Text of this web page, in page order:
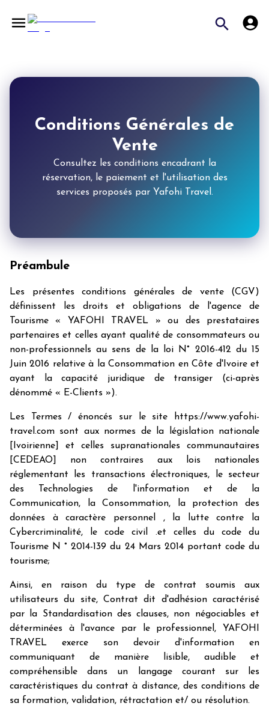
Conditions Générales de
Vente
Consultez les conditions encadrant la
réservation, le paiement et l'utilisation des
services proposés par Yafohi Travel.
Préambule
Les présentes conditions générales de vente (CGV)
définissent les droits et obligations de l'agence de
Tourisme « YAFOHI TRAVEL » ou des prestataires
partenaires et celles ayant qualité de consommateurs ou
non-professionnels au sens de la loi N° 2016-412 du 15
Juin 2016 relative à la Consommation en Côte d'Ivoire et
ayant la capacité juridique de transiger (ci-après
dénommé « E-Clients »).
Les Termes / énoncés sur le site https://www.yafohi-
travel.com sont aux normes de la législation nationale
[Ivoirienne] et celles supranationales communautaires
[CEDEAO] non contraires aux lois nationales
réglementant les transactions électroniques, le secteur
des Technologies de l'information et de la
Communication, la Consommation, la protection des
données à caractère personnel , la lutte contre la
Cybercriminalité, le code civil .et celles du code du
Tourisme N ° 2014-139 du 24 Mars 2014 portant code du
tourisme;
Ainsi, en raison du type de contrat soumis aux
utilisateurs du site, Contrat dit d'adhésion caractérisé
par la Standardisation des clauses, non négociables et
déterminées à l'avance par le professionnel, YAFOHI
TRAVEL exerce son devoir d'information en
communiquant de manière lisible, audible et
compréhensible dans un langage courant sur les
caractéristiques du contrat à distance, des conditions de
sa formation, validation, rétractation et/ ou résolution.